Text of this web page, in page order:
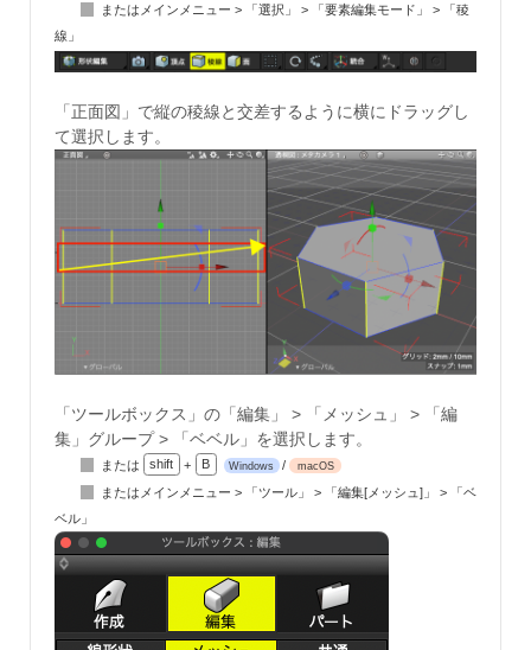
またはメインメニュー > 「選択」 > 「要素編集モード」 > 「稜
線」
「正面図」で縦の稜線と交差するように横にドラッグし
て選択します。
「ツールボックス」の「編集」 > 「メッシュ」 > 「編
集」グループ > 「ベベル」を選択します。
または shift + B Windows / macOS
またはメインメニュー > 「ツール」 > 「編集[メッシュ]」 > 「ベ
ベル」